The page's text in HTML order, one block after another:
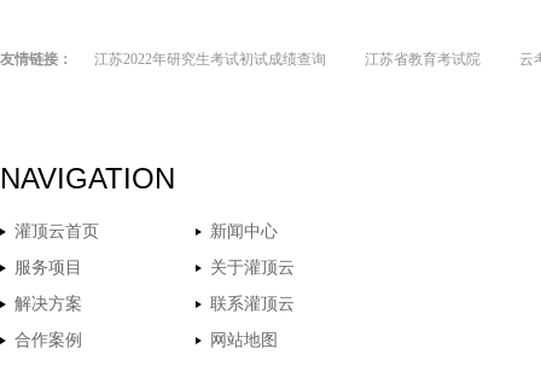
友情链接： 江苏2022年研究生考试初试成绩查询 江苏省教育考试院 云
NAVIGATION
灌顶云首页
新闻中心
服务项目
关于灌顶云
解决方案
联系灌顶云
合作案例
网站地图